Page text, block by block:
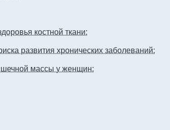
костной ткани:
развития хронических заболеваний:
массы у женщин: